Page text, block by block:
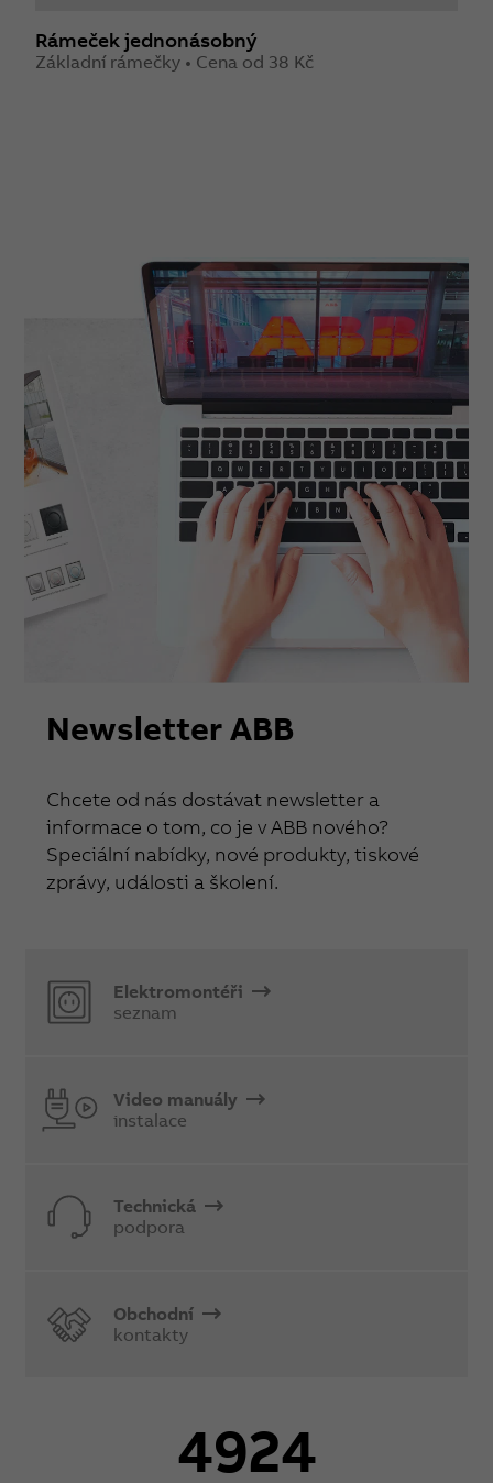
Rámeček jednonásobný
Základní rámečky • Cena od 38 Kč
Newsletter ABB
Chcete od nás dostávat newsletter a
informace o tom, co je v ABB nového?
Speciální nabídky, nové produkty, tiskové
zprávy, události a školení.
Elektromontéři
seznam
Video manuály
instalace
Technická
podpora
Obchodní
kontakty
4924